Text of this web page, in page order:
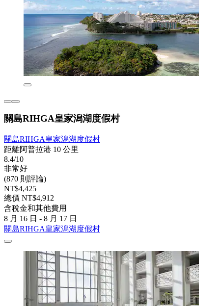
關島RIHGA皇家潟湖度假村
關島RIHGA皇家潟湖度假村
距離阿普拉港 10 公里
8.4/10
非常好
(870 則評論)
NT$4,425
總價 NT$4,912
含稅金和其他費用
8 月 16 日 - 8 月 17 日
關島RIHGA皇家潟湖度假村